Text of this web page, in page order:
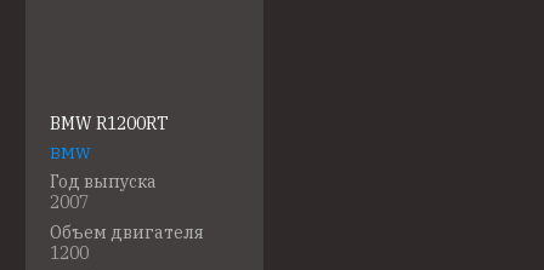
BMW R1200RT
BMW
Год выпуска
2007
Объем двигателя
1200